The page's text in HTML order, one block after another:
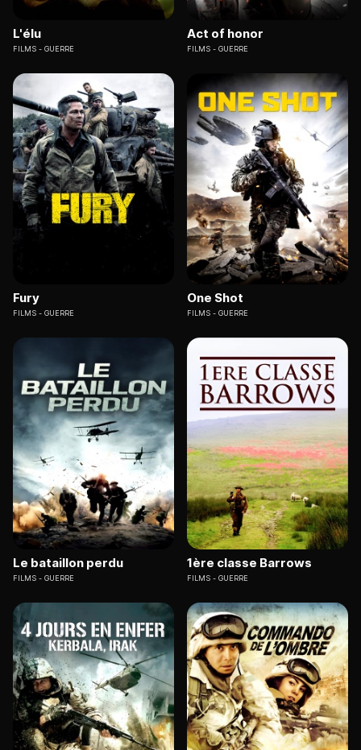
L'élu
FILMS GUERRE
Act of honor
FILMS GUERRE
Fury
FILMS GUERRE
One Shot
FILMS GUERRE
Le bataillon perdu
FILMS GUERRE
1ère classe Barrows
FILMS GUERRE